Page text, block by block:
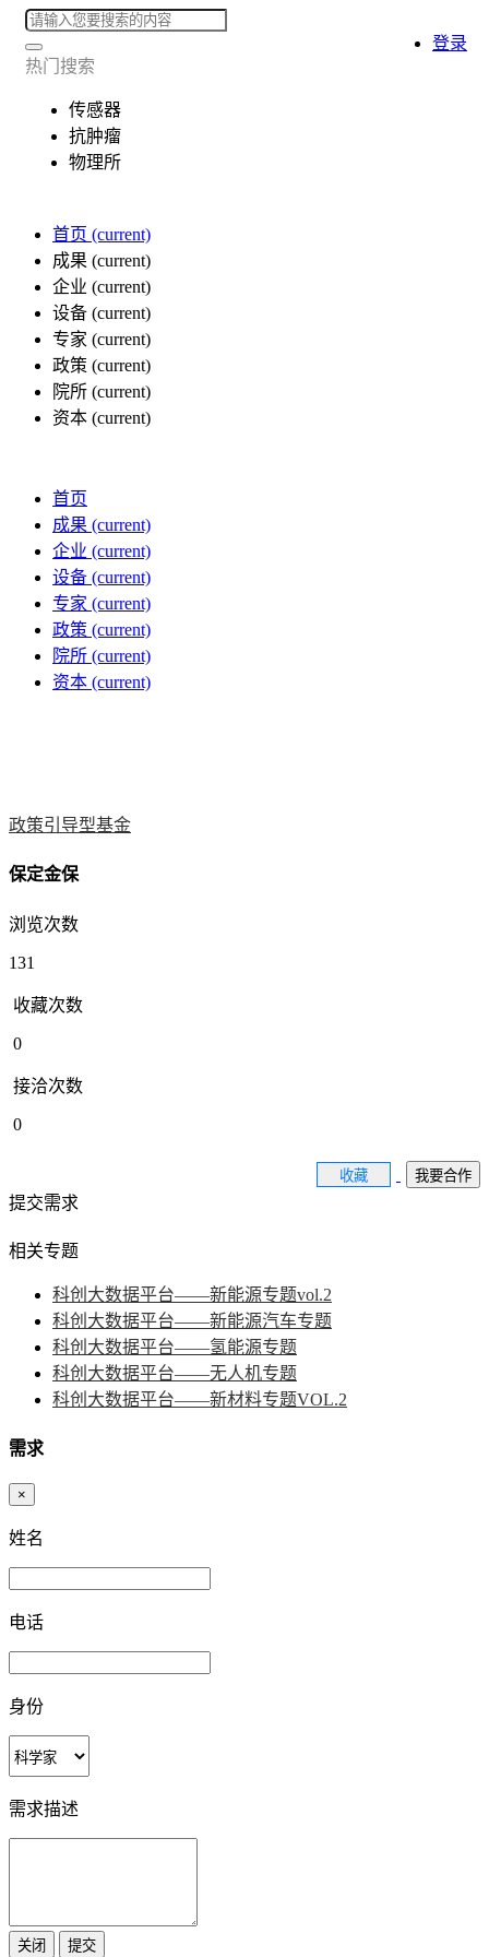
热门搜索
传感器
抗肿瘤
物理所
首页 (current)
成果 (current)
企业 (current)
设备 (current)
专家 (current)
政策 (current)
院所 (current)
资本 (current)
登录
首页
成果 (current)
企业 (current)
设备 (current)
专家 (current)
政策 (current)
院所 (current)
资本 (current)
政策引导型基金
保定金保
浏览次数
131
收藏次数
0
接洽次数
0
收藏 我要合作
提交需求
相关专题
科创大数据平台——新能源专题vol.2
科创大数据平台——新能源汽车专题
科创大数据平台——氢能源专题
科创大数据平台——无人机专题
科创大数据平台——新材料专题VOL.2
需求
×
姓名
电话
身份
需求描述
关闭 提交